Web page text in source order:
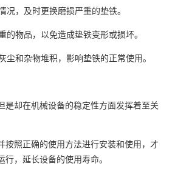
况，及时更换磨损严重的垫铁。
的物品，以免造成垫铁变形或损坏。
尘和杂物堆积，影响垫铁的正常使用。
是却在机械设备的稳定性方面发挥着至关
按照正确的使用方法进行安装和使用，才
，延长设备的使用寿命。